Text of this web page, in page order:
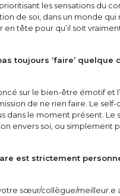
les sensations du
de soi, dans un monde
en tête pour qu’il soit
toujours ‘faire’ quelque
sur le bien-être émotif et
de ne rien faire. Le
dans le moment présent.
envers soi, ou simplement
est strictement
sœur/collègue/meilleur.e